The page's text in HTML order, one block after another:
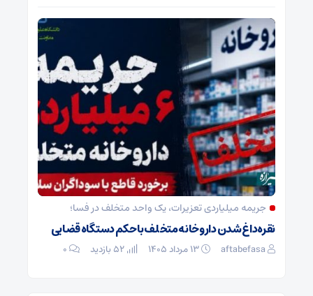
جریمه میلیاردی تعزیرات، یک واحد متخلف در فسا؛
نقره‌داغ شدن داروخانه متخلف با حکم دستگاه قضایی
aftabefasa ۰